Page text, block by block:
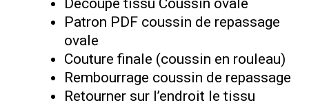
Patron PDF coussin de repassage
ovale
Couture finale (coussin en rouleau)
Rembourrage coussin de repassage
Retourner sur l’endroit le tissu